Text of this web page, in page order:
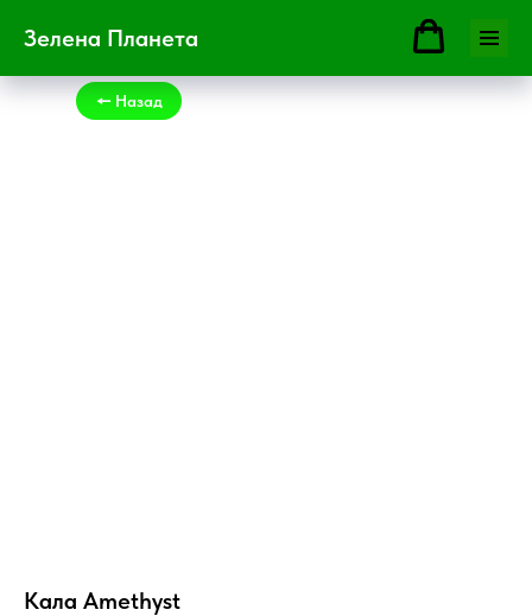
Зелена Планета
🠔 Назад
Кала Amethyst